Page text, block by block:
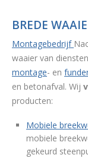
BREDE
Montagebedrijf
waaier van
montage- en
en betonafval. Wij
producten:
Mobiele
mobiele
gekeurd